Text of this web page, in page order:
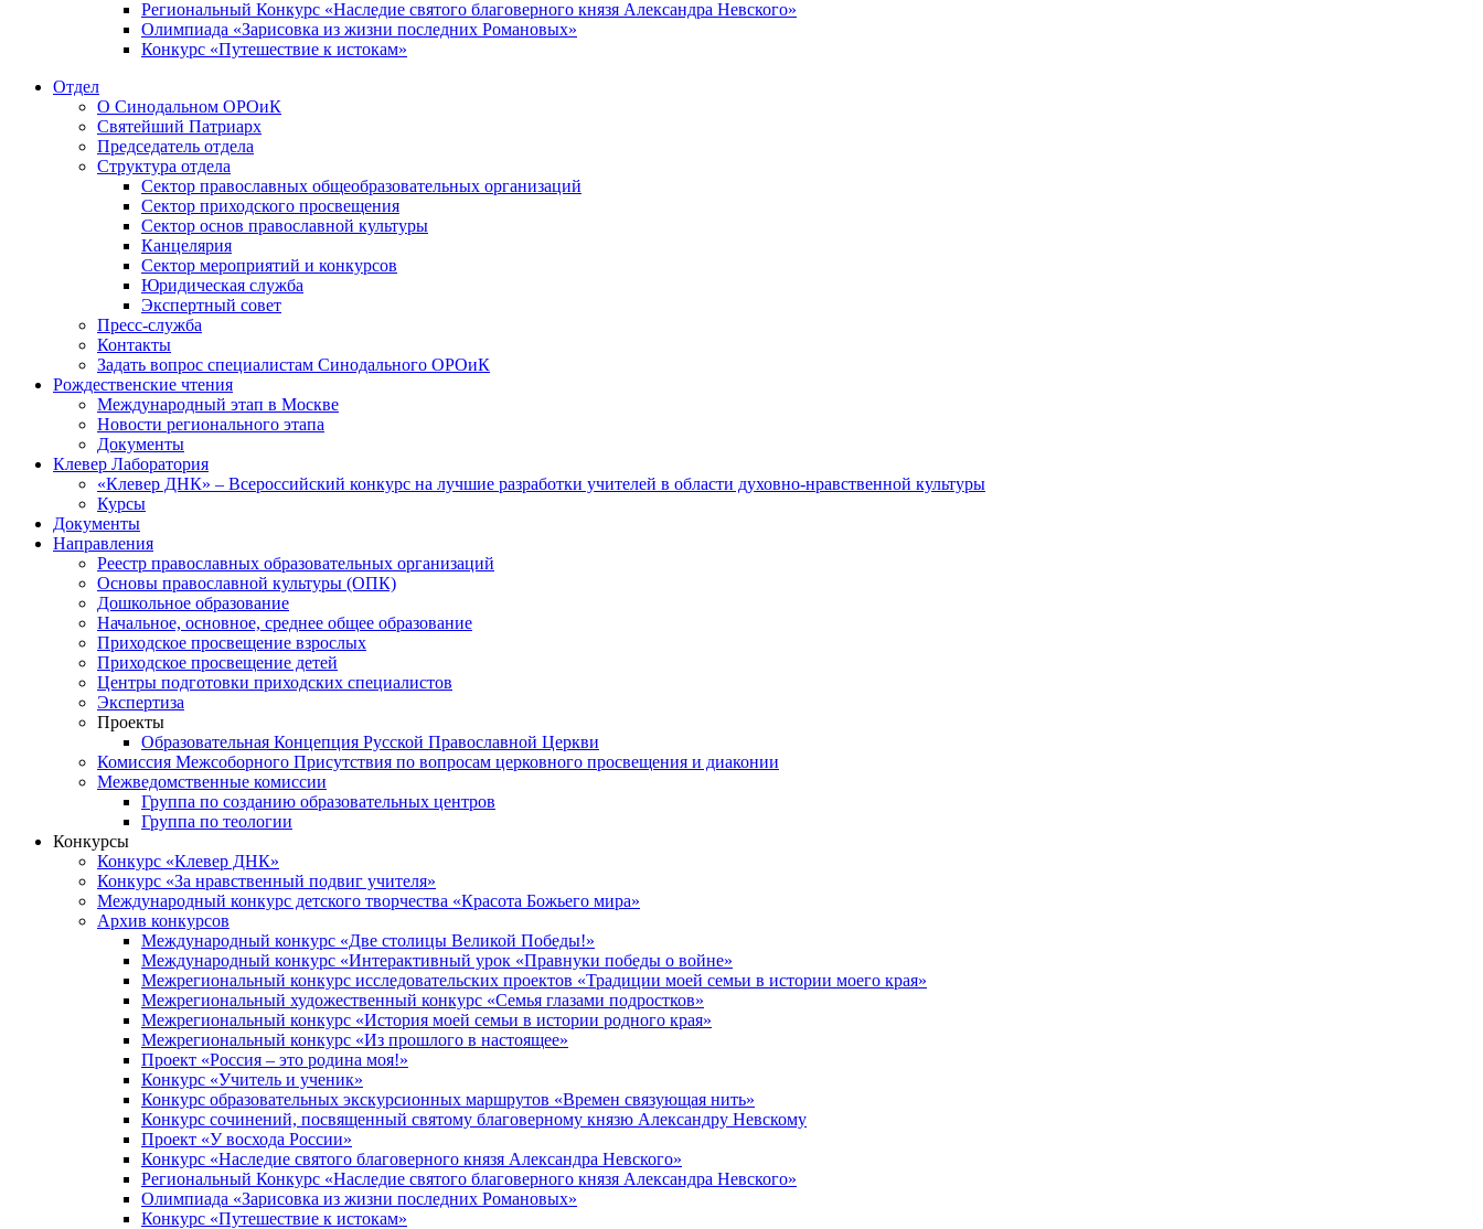
Региональный Конкурс «Наследие святого благоверного князя Александра Невского»
Олимпиада «Зарисовка из жизни последних Романовых»
Конкурс «Путешествие к истокам»
Отдел
О Синодальном ОРОиК
Святейший Патриарх
Председатель отдела
Структура отдела
Сектор православных общеобразовательных организаций
Сектор приходского просвещения
Сектор основ православной культуры
Канцелярия
Сектор мероприятий и конкурсов
Юридическая служба
Экспертный совет
Пресс-служба
Контакты
Задать вопрос специалистам Синодального ОРОиК
Рождественские чтения
Международный этап в Москве
Новости регионального этапа
Документы
Клевер Лаборатория
«Клевер ДНК» – Всероссийский конкурс на лучшие разработки учителей в области духовно-нравственной культуры
Курсы
Документы
Направления
Реестр православных образовательных организаций
Основы православной культуры (ОПК)
Дошкольное образование
Начальное, основное, среднее общее образование
Приходское просвещение взрослых
Приходское просвещение детей
Центры подготовки приходских специалистов
Экспертиза
Проекты
Образовательная Концепция Русской Православной Церкви
Комиссия Межсоборного Присутствия по вопросам церковного просвещения и диаконии
Межведомственные комиссии
Группа по созданию образовательных центров
Группа по теологии
Конкурсы
Конкурс «Клевер ДНК»
Конкурс «За нравственный подвиг учителя»
Международный конкурс детского творчества «Красота Божьего мира»
Архив конкурсов
Международный конкурс «Две столицы Великой Победы!»
Международный конкурс «Интерактивный урок «Правнуки победы о войне»
Межрегиональный конкурс исследовательских проектов «Традиции моей семьи в истории моего края»
Межрегиональный художественный конкурс «Семья глазами подростков»
Межрегиональный конкурс «История моей семьи в истории родного края»
Межрегиональный конкурс «Из прошлого в настоящее»
Проект «Россия – это родина моя!»
Конкурс «Учитель и ученик»
Конкурс образовательных экскурсионных маршрутов «Времен связующая нить»
Конкурс сочинений, посвященный святому благоверному князю Александру Невскому
Проект «У восхода России»
Конкурс «Наследие святого благоверного князя Александра Невского»
Региональный Конкурс «Наследие святого благоверного князя Александра Невского»
Олимпиада «Зарисовка из жизни последних Романовых»
Конкурс «Путешествие к истокам»